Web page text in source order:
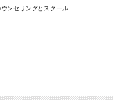
ンセリングとスクール